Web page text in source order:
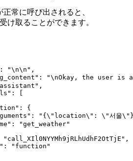
正常に呼び出されると、
け取ることができます。
: "\n\n " ,
: "\nOkay, the user is
,
: [
: {
: "{\" location\" : \"서울\"
:
"get_weather"
"call_XIl0NYYMh9jRLhUdhF2OtTjE" ,
:
"function"